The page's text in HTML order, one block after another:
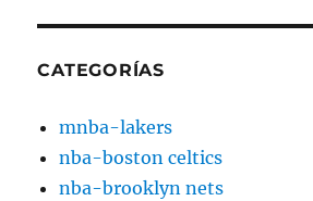
CATEGORÍAS
mnba-lakers
nba-boston celtics
nba-brooklyn nets